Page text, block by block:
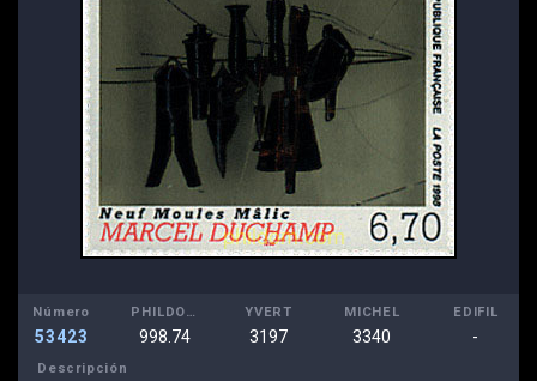
Número
53423
PHILDOM
998.74
YVERT
3197
MICHEL
3340
EDIFIL
-
Descripción